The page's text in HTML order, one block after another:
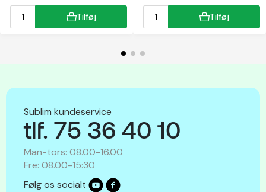
Tilføj Tilføj
Sublim kundeservice
tlf. 75 36 40 10
Man-tors: 08.00-16.00
Fre: 08.00-15:30
Følg os socialt